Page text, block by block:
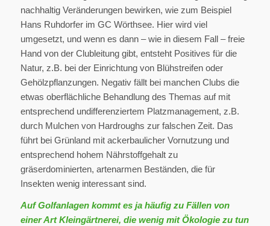
nachhaltig Veränderungen bewirken, wie zum Beispiel
Hans Ruhdorfer im GC Wörthsee. Hier wird viel
umgesetzt, und wenn es dann – wie in diesem Fall – freie
Hand von der Clubleitung gibt, entsteht Positives für die
Natur, z.B. bei der Einrichtung von Blühstreifen oder
Gehölzpflanzungen. Negativ fällt bei manchen Clubs die
etwas oberflächliche Behandlung des Themas auf mit
entsprechend undifferenziertem Platzmanagement, z.B.
durch Mulchen von Hardroughs zur falschen Zeit. Das
führt bei Grünland mit ackerbaulicher Vornutzung und
entsprechend hohem Nährstoffgehalt zu
gräserdominierten, artenarmen Beständen, die für
Insekten wenig interessant sind.
Auf Golfanlagen kommt es ja häufig zu Fällen von
einer Art Kleingärtnerei, die wenig mit Ökologie zu tun